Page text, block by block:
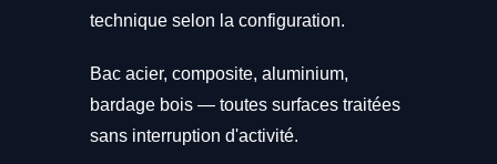
technique selon la configuration.
Bac acier, composite, aluminium,
bardage bois — toutes surfaces traitées
sans interruption d'activité.